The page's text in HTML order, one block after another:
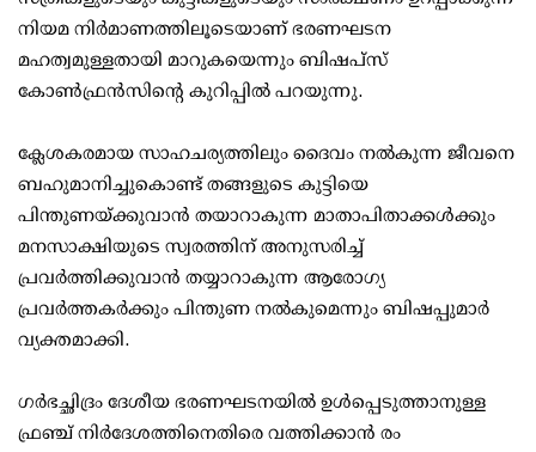
നിയമ നിർമാണത്തിലൂടെയാണ് ഭരണഘടന
മഹത്വമുള്ളതായി മാറുകയെന്നും ബിഷപ്‌സ്
കോൺഫ്രൻസിന്റെ കുറിപ്പിൽ പറയുന്നു.
ക്ലേശകരമായ സാഹചര്യത്തിലും ദൈവം നൽകുന്ന ജീവനെ
ബഹുമാനിച്ചുകൊണ്ട് തങ്ങളുടെ കുട്ടിയെ
പിന്തുണയ്ക്കുവാൻ തയാറാകുന്ന മാതാപിതാക്കൾക്കും
മനസാക്ഷിയുടെ സ്വരത്തിന് അനുസരിച്ച്
പ്രവർത്തിക്കുവാൻ തയ്യാറാകുന്ന ആരോഗ്യ
പ്രവർത്തകർക്കും പിന്തുണ നൽകുമെന്നും ബിഷപ്പുമാർ
വ്യക്തമാക്കി.
ഗർഭച്ഛിദ്രം ദേശീയ ഭരണഘടനയിൽ ഉൾപ്പെടുത്താനുള്ള
ഫ്രഞ്ച് നിർദേശത്തിനെതിരെ വത്തിക്കാൻ രം​